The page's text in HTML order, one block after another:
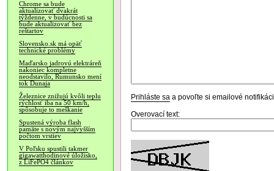
Chrome sa bude
aktualizovať dvakrát
týždenne, v budúcnosti sa
bude aktualizovať bez
reštartov
Slovensko.sk má opäť
technické problémy
Maďarsko jadrovú elektráreň
nakoniec kompletne
neodstavilo, Rumunsko mení
tok Dunaja
Železnice znižujú kvôli teplu
rýchlosť iba na 50 km/h,
spôsobuje to meškanie
Spustená výroba flash
pamäte s novým najvyšším
počtom vrstiev
V Poľsku spustili takmer
gigawatthodinové úložisko,
z LiFePO4 článkov
Prihláste sa a povoľte si emailové
Overovací text: